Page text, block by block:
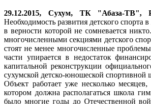
29.12.2015, Сухум, ТК "Абаза-ТВ",
Необходимость развития детского спорта
в верности которой не сомневается
многочисленными секциями детского
стоят не менее многочисленные
части упирается в недостаток
капитальной реконструкции
сухумской детско-юношеской
Объект работает уже несколько
котором должна располагаться школа
было многие годы до Отечественной